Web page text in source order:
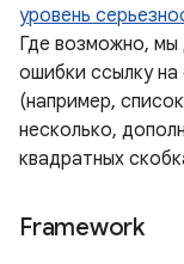
уровень
Где возможно, мы
ошибки ссылку на
(например,
несколько,
квадратных
Framework